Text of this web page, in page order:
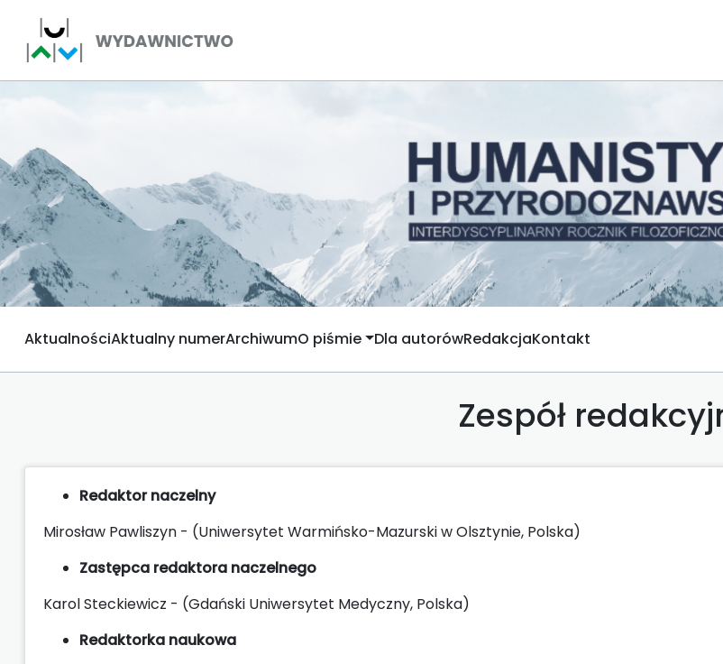
AktualnościAktualny numerArchiwumO piśmie Dla autorówRedakcjaKontakt
Zespół
Redaktor naczelny
Mirosław Pawliszyn - (Uniwersytet Warmińsko-Mazurski w Olsztynie, Polska)
Zastępca redaktora naczelnego
Karol Steckiewicz - (Gdański Uniwersytet Medyczny, Polska)
Redaktorka naukowa